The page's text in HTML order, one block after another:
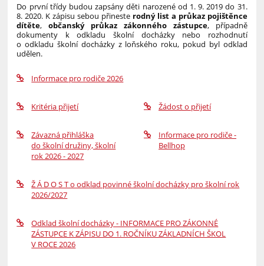
Do první třídy budou zapsány děti narozené od 1. 9. 2019 do 31.
8. 2020. K zápisu sebou přineste rodný list a průkaz pojištěnce
dítěte,občanský průkaz zákonného zástupce, případně
dokumenty k odkladu školní docházky nebo rozhodnutí
o odkladu školní docházky z loňského roku, pokud byl odklad
udělen.
Informace pro rodiče 2026
Kritéria přijetí Žádost o přijetí
Závazná přihláška
do školní družiny, školní
rok 2026 - 2027
Informace pro rodiče -
Bellhop
Ž Á D O S T o odklad povinné školní docházky pro školní rok
2026/2027
Odklad školní docházky - INFORMACE PRO ZÁKONNÉ
ZÁSTUPCE K ZÁPISU DO 1. ROČNÍKU ZÁKLADNÍCH ŠKOL
V ROCE 2026